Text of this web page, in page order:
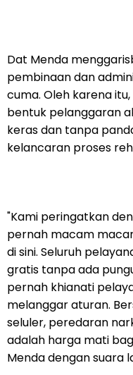
Dat Menda
pembinaan dan
cuma. Oleh karena
bentuk pelanggaran
keras dan tanpa
kelancaran proses
"Kami peringatkan
pernah macam
di sini. Seluruh
gratis tanpa ada
pernah khianati
melanggar aturan.
seluler, peredaran
adalah harga mati
Menda dengan suara